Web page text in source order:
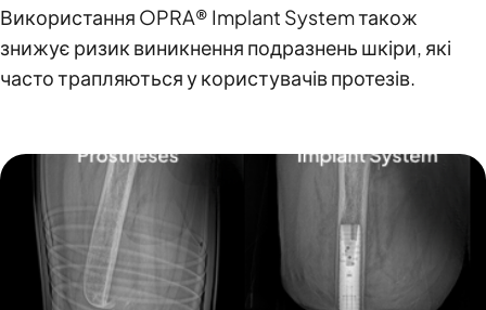
Використання OPRA® Implant System також
знижує ризик виникнення подразнень шкіри, які
часто трапляються у користувачів протезів.